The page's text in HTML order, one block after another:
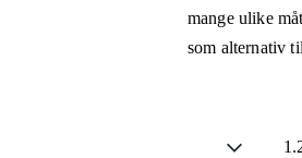
mange ulike
som alternativ